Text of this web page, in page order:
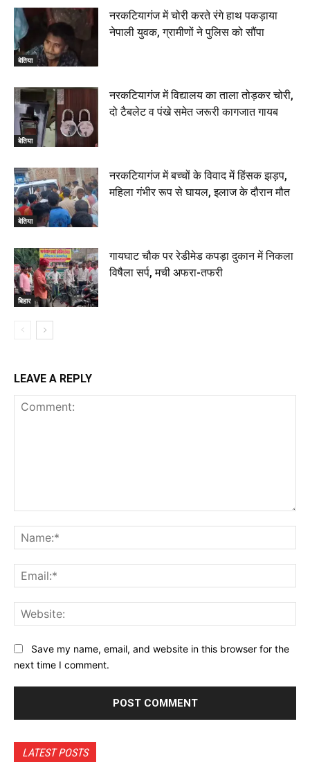
बेतिया
नरकटियागंज में चोरी करते रंगे हाथ पकड़ाया
नेपाली युवक, ग्रामीणों ने पुलिस को सौंपा
बेतिया
नरकटियागंज में विद्यालय का ताला तोड़कर चोरी,
दो टैबलेट व पंखे समेत जरूरी कागजात गायब
बेतिया
नरकटियागंज में बच्चों के विवाद में हिंसक झड़प,
महिला गंभीर रूप से घायल, इलाज के दौरान मौत
बिहार
गायघाट चौक पर रेडीमेड कपड़ा दुकान में निकला
विषैला सर्प, मची अफरा-तफरी
LEAVE A REPLY
Save my name, email, and website in this browser for the
next time I comment.
LATEST POSTS